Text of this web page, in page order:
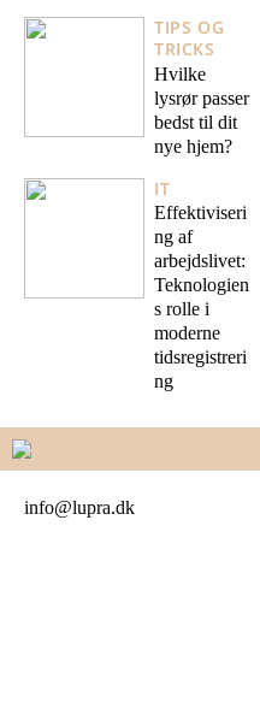
TIPS OG
TRICKS
Hvilke
lysrør passer
bedst til dit
nye hjem?
IT
Effektiviseri
ng af
arbejdslivet:
Teknologien
s rolle i
moderne
tidsregistreri
ng
info@lupra.dk